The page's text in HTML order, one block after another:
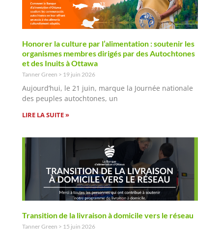
Honorer la culture par l’alimentation : soutenir les
organismes membres dirigés par des Autochtones
et des Inuits à Ottawa
Tanner Green 19 juin 2026
Aujourd’hui, le 21 juin, marque la Journée nationale
des peuples autochtones, un
LIRE LA SUITE »
Transition de la livraison à domicile vers le réseau
Tanner Green 15 juin 2026